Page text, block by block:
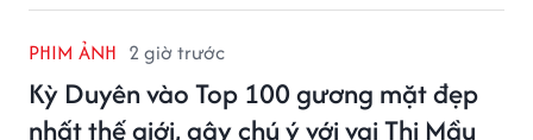
PHIM ẢNH 2 giờ trước
Kỳ Duyên vào Top 100 gương mặt đẹp
nhất thế giới, gây chú ý với vai Thị Mầu